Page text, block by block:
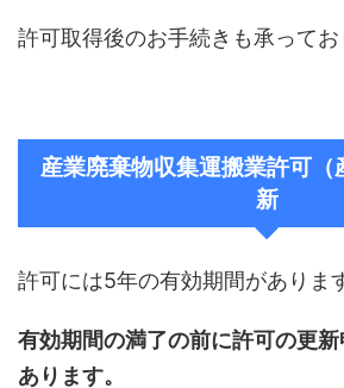
許可取得後のお手続きも承ってお
産業廃棄物収集運搬業許可（
新
許可には5年の有効期間がありま
有効期間の満了の前に許可の更
あります。